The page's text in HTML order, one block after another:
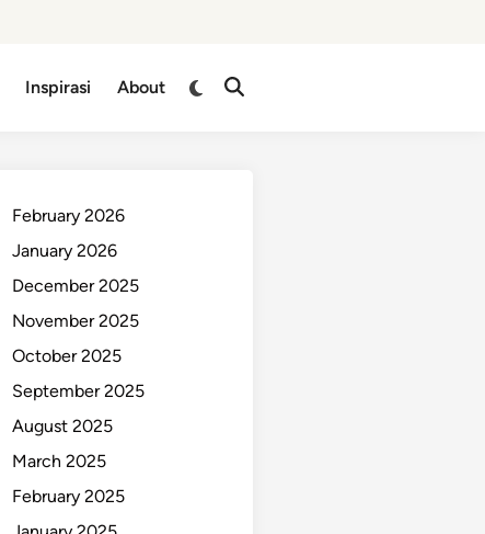
Inspirasi About
February 2026
January 2026
December 2025
November 2025
October 2025
September 2025
August 2025
March 2025
February 2025